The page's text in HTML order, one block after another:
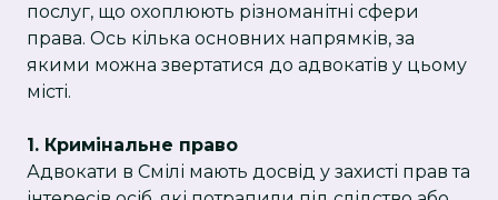
послуг, що охоплюють різноманітні сфери
права. Ось кілька основних напрямків, за
якими можна звертатися до адвокатів у цьому
місті.
1. Кримінальне право
Адвокати в Смілі мають досвід у захисті прав та